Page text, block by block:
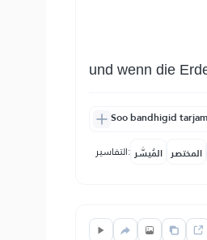
und wenn die
Soo bandhigid
التفاسير: المُيسَّر المختصر